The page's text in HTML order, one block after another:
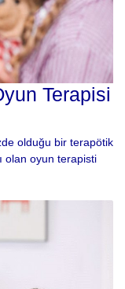
Terapisi
olduğu bir terapötik
olan oyun terapisti